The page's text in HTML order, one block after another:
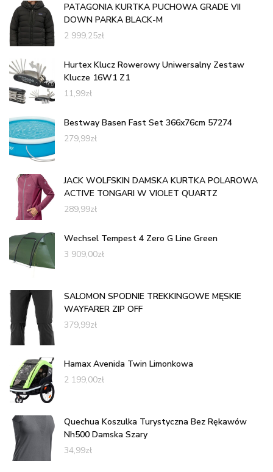
PATAGONIA KURTKA PUCHOWA GRADE VII
DOWN PARKA BLACK-M
2 999,25zł
Hurtex Klucz Rowerowy Uniwersalny Zestaw
Klucze 16W1 Z1
11,99zł
Bestway Basen Fast Set 366x76cm 57274
279,99zł
JACK WOLFSKIN DAMSKA KURTKA POLAROWA
ACTIVE TONGARI W VIOLET QUARTZ
289,99zł
Wechsel Tempest 4 Zero G Line Green
3 909,00zł
SALOMON SPODNIE TREKKINGOWE MĘSKIE
WAYFARER ZIP OFF
379,99zł
Hamax Avenida Twin Limonkowa
2 199,00zł
Quechua Koszulka Turystyczna Bez Rękawów
Nh500 Damska Szary
34,99zł